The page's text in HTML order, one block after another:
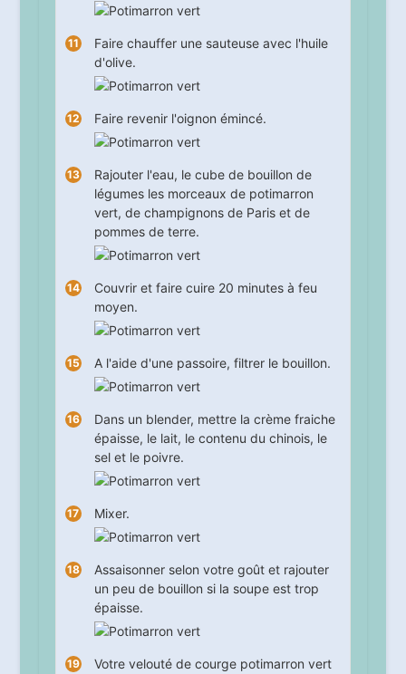
Faire chauffer une sauteuse avec l'huile
d'olive.
Faire revenir l'oignon émincé.
Rajouter l'eau, le cube de bouillon de
légumes les morceaux de potimarron
vert, de champignons de Paris et de
pommes de terre.
Couvrir et faire cuire 20 minutes à feu
moyen.
A l'aide d'une passoire, filtrer le bouillon.
Dans un blender, mettre la crème fraiche
épaisse, le lait, le contenu du chinois, le
sel et le poivre.
Mixer.
Assaisonner selon votre goût et rajouter
un peu de bouillon si la soupe est trop
épaisse.
Votre velouté de courge potimarron vert